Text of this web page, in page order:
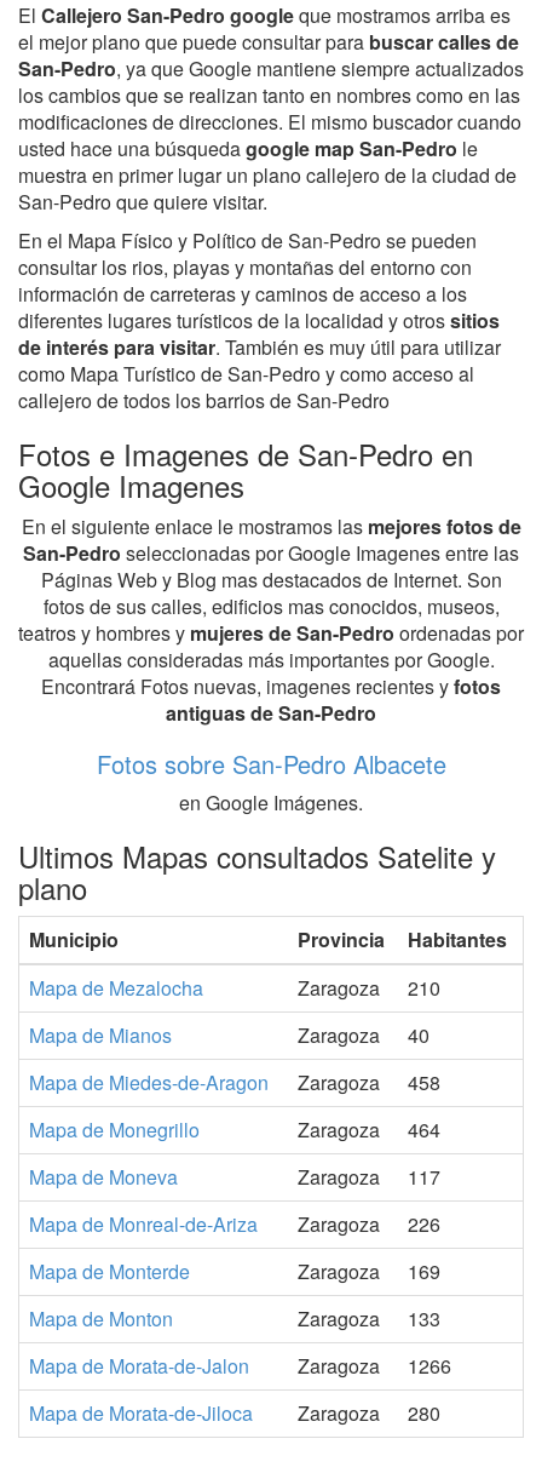
El Callejero San-Pedro googleque mostramos arriba es
el mejor plano que puede consultar para buscar calles de
San-Pedro, ya que Google mantiene siempre actualizados
los cambios que se realizan tanto en nombres como en las
modificaciones de direcciones. El mismo buscador cuando
usted hace una búsquedagoogle map San-Pedro le
muestra en primer lugar un plano callejero de la ciudad de
San-Pedro que quiere visitar.
En el Mapa Físico y Político de San-Pedro se pueden
consultar los rios, playas y montañas del entorno con
información de carreteras y caminos de acceso a los
diferentes lugares turísticos de la localidad y otrossitios
de interés para visitar. También es muy útil para utilizar
como Mapa Turístico de San-Pedro y como acceso al
callejero de todos los barrios de San-Pedro
Fotos e Imagenes de San-Pedro en
Google Imagenes
En el siguiente enlace le mostramos las mejores fotos de
San-Pedro seleccionadas por Google Imagenes entre las
Páginas Web y Blog mas destacados de Internet. Son
fotos de sus calles, edificios mas conocidos, museos,
teatros y hombres y mujeres de San-Pedro ordenadas por
aquellas consideradas más importantes por Google.
Encontrará Fotos nuevas, imagenes recientes yfotos
antiguas de San-Pedro
Fotos sobre San-Pedro Albacete
en Google Imágenes.
Ultimos Mapas consultados Satelite y
plano
Municipio Provincia
Habitantes
Mapa de Mezalocha
Zaragoza
210
Mapa de Mianos
Zaragoza
40
Mapa de Miedes-de-Aragon
Zaragoza
458
Mapa de Monegrillo
Zaragoza
464
Mapa de Moneva
Zaragoza
117
Mapa de Monreal-de-Ariza
Zaragoza
226
Mapa de Monterde
Zaragoza
169
Mapa de Monton
Zaragoza
133
Mapa de Morata-de-Jalon
Zaragoza
1266
Mapa de Morata-de-Jiloca
Zaragoza 280